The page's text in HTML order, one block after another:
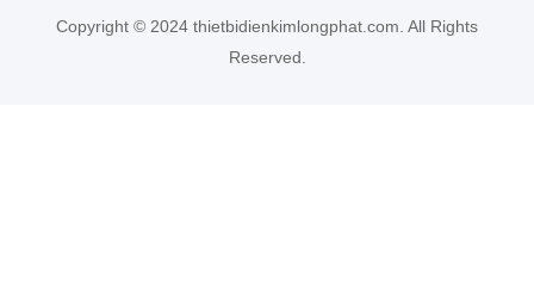
Copyright © 2024 thietbidienkimlongphat.com. All Rights
Reserved.